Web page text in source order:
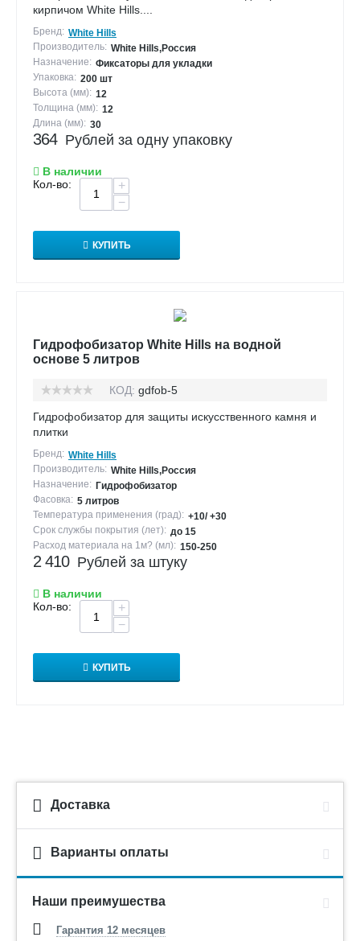
кирпичом White Hills....
Бренд: White Hills
Производитель: White Hills,Россия
Назначение: Фиксаторы для укладки
Упаковка: 200 шт
Высота (мм): 12
Толщина (мм): 12
Длина (мм): 30
364 Рублей за одну упаковку
В наличии
Кол-во:
+
−
КУПИТЬ
Гидрофобизатор White Hills на водной
основе 5 литров
КОД: gdfob-5
Гидрофобизатор для защиты искусственного камня и
плитки
Бренд: White Hills
Производитель: White Hills,Россия
Назначение: Гидрофобизатор
Фасовка: 5 литров
Температура применения (град): +10/ +30
Срок службы покрытия (лет): до 15
Расход материала на 1м? (мл): 150-250
2 410 Рублей за штуку
В наличии
Кол-во:
+
−
КУПИТЬ
Доставка
Варианты оплаты
Наши преимушества
Гарантия 12 месяцев